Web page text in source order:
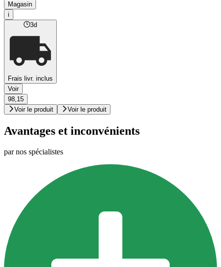
Magasin
i
3d
Frais livr. inclus
Voir
98,15
Voir le produit
Voir le produit
Avantages et inconvénients
par nos spécialistes